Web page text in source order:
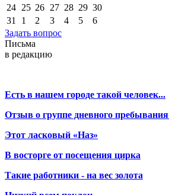
24 25 26 27 28 29 30
31
1 2 3 4 5
6
Задать вопрос
Письма
в редакцию
Есть в нашем городе такой человек...
Отзыв о группе дневного пребывания
Этот ласковый «Наз»
В восторге от посещения цирка
Такие работники - на вес золота